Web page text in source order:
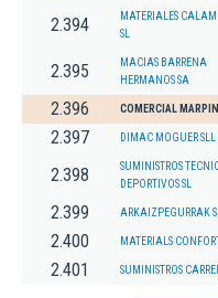
2.394
MATERIALES
SL
2.395
MACIAS BARRENA
HERMANOS SA
2.396 COMERCIAL
2.397 DIMAC MOGUER SLL
2.398
SUMINISTROS
DEPORTIVOS SL
2.399 ARKAIZPEGURRAK SL
2.400 MATERIALS CONFORT
2.401 SUMINISTROS